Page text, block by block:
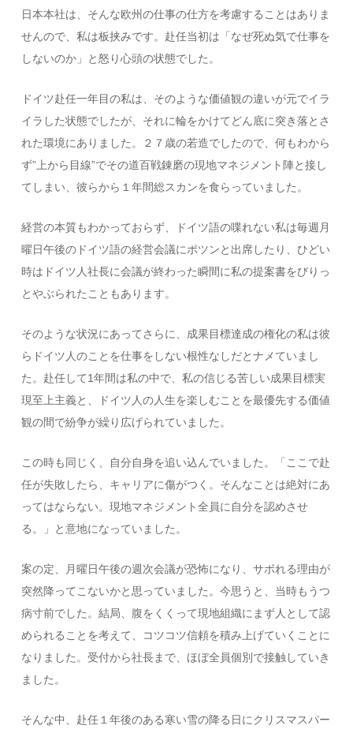
日本本社は、そんな欧州の仕事の仕方を考慮することはありま
せんので、私は板挟みです。赴任当初は「なぜ死ぬ気で仕事を
しないのか」と怒り心頭の状態でした。
ドイツ赴任一年目の私は、そのような価値観の違いが元でイラ
イラした状態でしたが、それに輪をかけてどん底に突き落とさ
れた環境にありました。２７歳の若造でしたので、何もわから
ず”上から目線”でその道百戦錬磨の現地マネジメント陣と接し
てしまい、彼らから１年間総スカンを食らっていました。
経営の本質もわかっておらず、ドイツ語の喋れない私は毎週月
曜日午後のドイツ語の経営会議にポツンと出席したり、ひどい
時はドイツ人社長に会議が終わった瞬間に私の提案書をびりっ
とやぶられたこともあります。
そのような状況にあってさらに、成果目標達成の権化の私は彼
らドイツ人のことを仕事をしない根性なしだとナメていまし
た。赴任して1年間は私の中で、私の信じる苦しい成果目標実
現至上主義と、ドイツ人の人生を楽しむことを最優先する価値
観の間で紛争が繰り広げられていました。
この時も同じく、自分自身を追い込んでいました。「ここで赴
任が失敗したら、キャリアに傷がつく。そんなことは絶対にあ
ってはならない。現地マネジメント全員に自分を認めさせ
る。」と意地になっていました。
案の定、月曜日午後の週次会議が恐怖になり、サボれる理由が
突然降ってこないかと思っていました。今思うと、当時もうつ
病寸前でした。結局、腹をくくって現地組織にまず人として認
められることを考えて、コツコツ信頼を積み上げていくことに
なりました。受付から社長まで、ほぼ全員個別で接触していき
ました。
そんな中、赴任１年後のある寒い雪の降る日にクリスマスパー